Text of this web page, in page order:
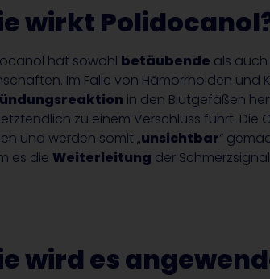
wirkt
hat sowohl betäubende als
Im Falle von Hämorrhoiden und
in den Blutgefäßen
zu einem Verschluss führt.
und werden somit „unsichtbar“
es die Weiterleitung der
wird es